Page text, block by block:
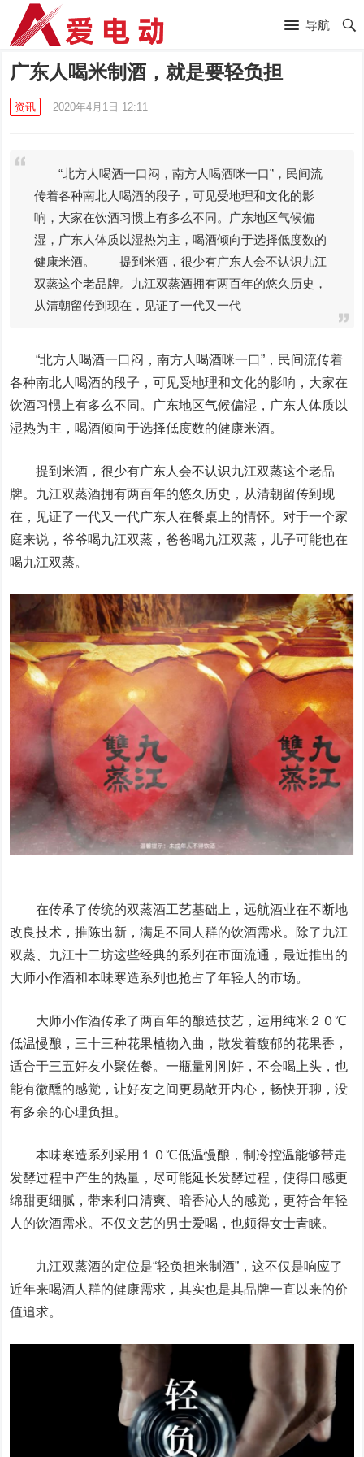
导航
广东人喝米制酒，就是要轻负担
资讯 2020年4月1日 12:11
“北方人喝酒一口闷，南方人喝酒咪一口”，民间流
传着各种南北人喝酒的段子，可见受地理和文化的影
响，大家在饮酒习惯上有多么不同。广东地区气候偏
湿，广东人体质以湿热为主，喝酒倾向于选择低度数的
健康米酒。 提到米酒，很少有广东人会不认识九江
双蒸这个老品牌。九江双蒸酒拥有两百年的悠久历史，
从清朝留传到现在，见证了一代又一代
“北方人喝酒一口闷，南方人喝酒咪一口”，民间流传着
各种南北人喝酒的段子，可见受地理和文化的影响，大家在
饮酒习惯上有多么不同。广东地区气候偏湿，广东人体质以
湿热为主，喝酒倾向于选择低度数的健康米酒。
提到米酒，很少有广东人会不认识九江双蒸这个老品
牌。九江双蒸酒拥有两百年的悠久历史，从清朝留传到现
在，见证了一代又一代广东人在餐桌上的情怀。对于一个家
庭来说，爷爷喝九江双蒸，爸爸喝九江双蒸，儿子可能也在
喝九江双蒸。
在传承了传统的双蒸酒工艺基础上，远航酒业在不断地
改良技术，推陈出新，满足不同人群的饮酒需求。除了九江
双蒸、九江十二坊这些经典的系列在市面流通，最近推出的
大师小作酒和本味寒造系列也抢占了年轻人的市场。
大师小作酒传承了两百年的酿造技艺，运用纯米２０℃
低温慢酿，三十三种花果植物入曲，散发着馥郁的花果香，
适合于三五好友小聚佐餐。一瓶量刚刚好，不会喝上头，也
能有微醺的感觉，让好友之间更易敞开内心，畅快开聊，没
有多余的心理负担。
本味寒造系列采用１０℃低温慢酿，制冷控温能够带走
发酵过程中产生的热量，尽可能延长发酵过程，使得口感更
绵甜更细腻，带来利口清爽、暗香沁人的感觉，更符合年轻
人的饮酒需求。不仅文艺的男士爱喝，也颇得女士青睐。
九江双蒸酒的定位是“轻负担米制酒”，这不仅是响应了
近年来喝酒人群的健康需求，其实也是其品牌一直以来的价
值追求。